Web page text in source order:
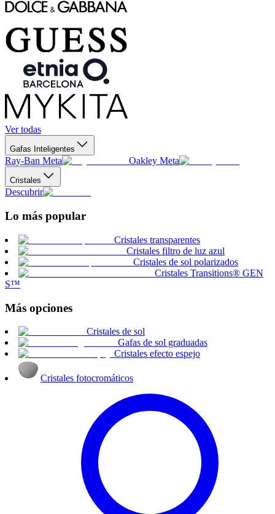
Ver todas
Gafas Inteligentes
Ray-Ban Meta Oakley Meta
Cristales
Descubrir
Lo más popular
Cristales transparentes
Cristales filtro de luz azul
Cristales de sol polarizados
Cristales Transitions® GEN
S™
Más opciones
Cristales de sol
Gafas de sol graduadas
Cristales efecto espejo
Cristales fotocromáticos